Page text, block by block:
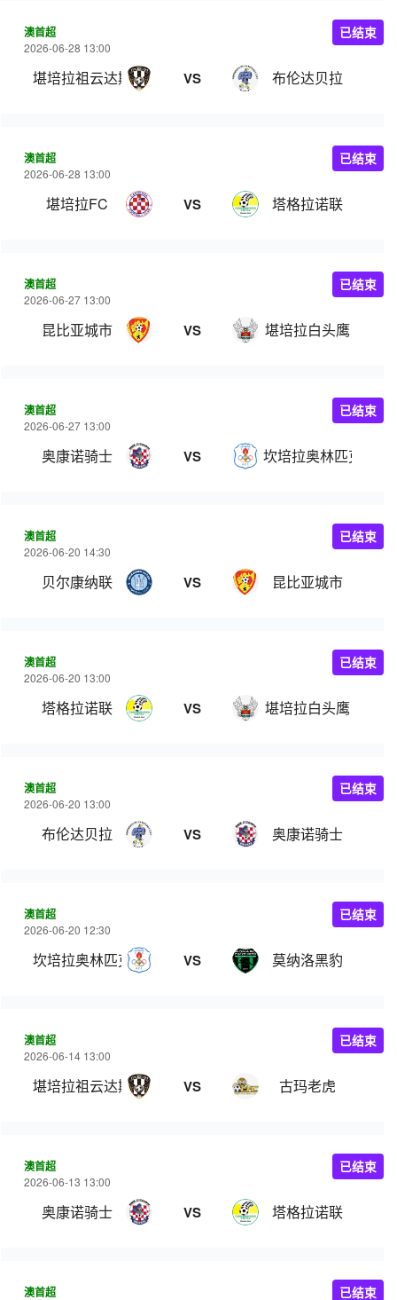
澳首超
2026-06-28 13:00
堪培拉祖云达斯 VS 布伦达贝拉
已结束
澳首超
2026-06-28 13:00
堪培拉FC VS 塔格拉诺联
已结束
澳首超
2026-06-27 13:00
昆比亚城市 VS 堪培拉白头鹰
已结束
澳首超
2026-06-27 13:00
奥康诺骑士 VS 坎培拉奥林匹克
已结束
澳首超
2026-06-20 14:30
贝尔康纳联 VS 昆比亚城市
已结束
澳首超
2026-06-20 13:00
塔格拉诺联 VS 堪培拉白头鹰
已结束
澳首超
2026-06-20 13:00
布伦达贝拉 VS 奥康诺骑士
已结束
澳首超
2026-06-20 12:30
坎培拉奥林匹克 VS 莫纳洛黑豹
已结束
澳首超
2026-06-14 13:00
堪培拉祖云达斯 VS 古玛老虎
已结束
澳首超
2026-06-13 13:00
奥康诺骑士 VS 塔格拉诺联
已结束
澳首超 已结束